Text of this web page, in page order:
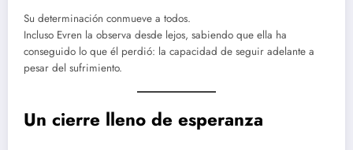
Su determinación conmueve a todos.
Incluso Evren la observa desde lejos, sabiendo que ella ha
conseguido lo que él perdió: la capacidad de seguir adelante a
pesar del sufrimiento.
Un cierre lleno de esperanza